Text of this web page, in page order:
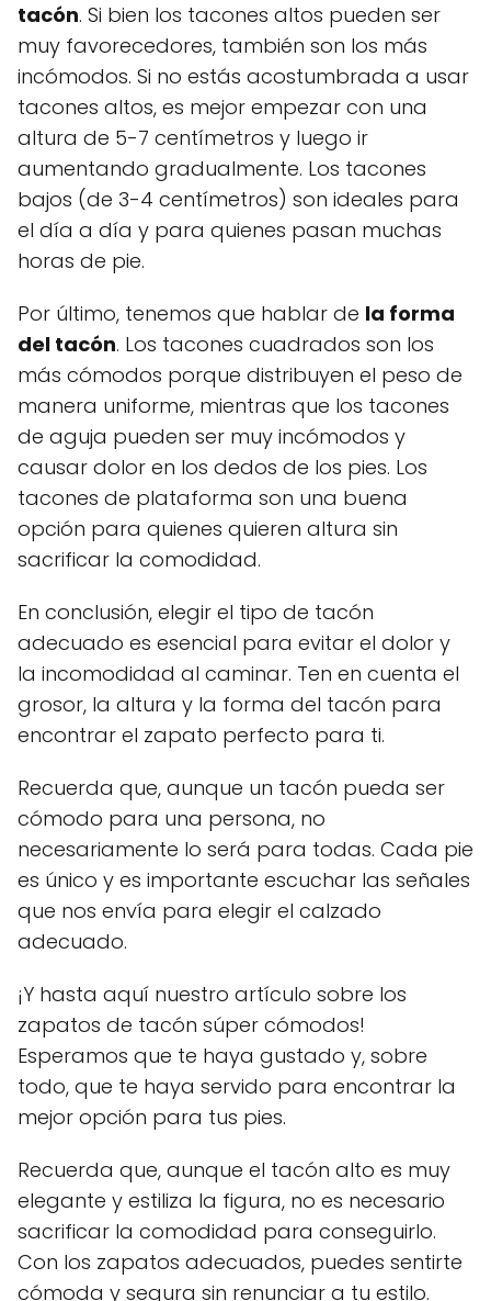
tacón. Si bien los tacones altos pueden ser
muy favorecedores, también son los más
incómodos. Si no estás acostumbrada a usar
tacones altos, es mejor empezar con una
altura de 5-7 centímetros y luego ir
aumentando gradualmente. Los tacones
bajos (de 3-4 centímetros) son ideales para
el día a día y para quienes pasan muchas
horas de pie.
Por último, tenemos que hablar de la forma
del tacón. Los tacones cuadrados son los
más cómodos porque distribuyen el peso de
manera uniforme, mientras que los tacones
de aguja pueden ser muy incómodos y
causar dolor en los dedos de los pies. Los
tacones de plataforma son una buena
opción para quienes quieren altura sin
sacrificar la comodidad.
En conclusión, elegir el tipo de tacón
adecuado es esencial para evitar el dolor y
la incomodidad al caminar. Ten en cuenta el
grosor, la altura y la forma del tacón para
encontrar el zapato perfecto para ti.
Recuerda que, aunque un tacón pueda ser
cómodo para una persona, no
necesariamente lo será para todas. Cada pie
es único y es importante escuchar las señales
que nos envía para elegir el calzado
adecuado.
¡Y hasta aquí nuestro artículo sobre los
zapatos de tacón súper cómodos!
Esperamos que te haya gustado y, sobre
todo, que te haya servido para encontrar la
mejor opción para tus pies.
Recuerda que, aunque el tacón alto es muy
elegante y estiliza la figura, no es necesario
sacrificar la comodidad para conseguirlo.
Con los zapatos adecuados, puedes sentirte
cómoda y segura sin renunciar a tu estilo.